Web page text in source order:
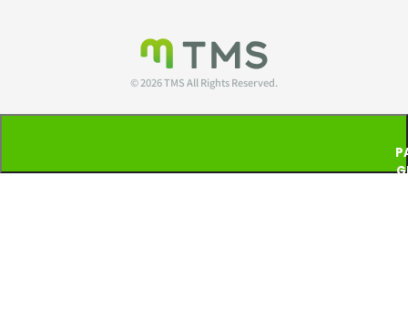
© 2026 TMS All Rights Reserved.